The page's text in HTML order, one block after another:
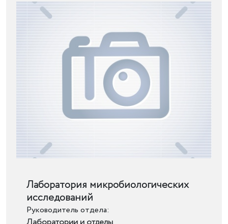
Подробнее
Лаборатория микробиологических
исследований
Руководитель отдела: